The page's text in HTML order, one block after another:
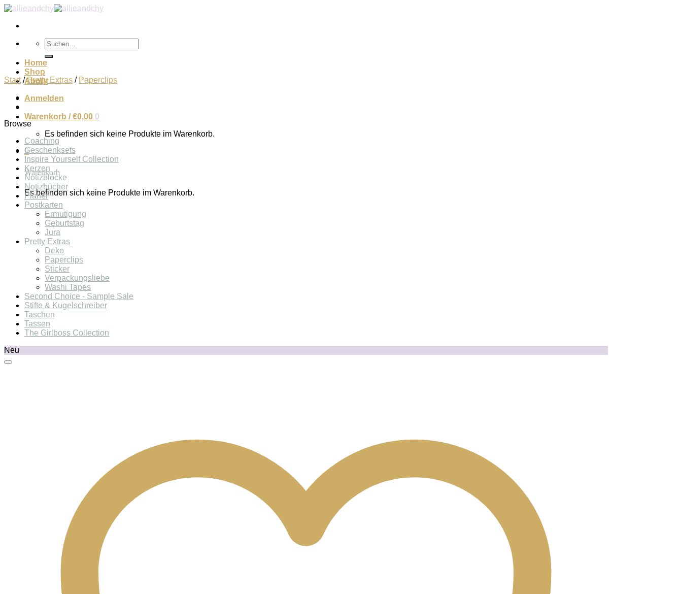
Zum
springen
Suchen
nach:
Home
Shop
About
Anmelden
Warenkorb /€0,00 0
Es befinden sich keine Produkte im Warenkorb.
0
Warenkorb
Es befinden sich keine Produkte im Warenkorb.
Start / Pretty Extras / Paperclips
Browse
Coaching
Geschenksets
Inspire Yourself Collection
Kerzen
Notizblöcke
Notizbücher
Planer
Postkarten
Ermutigung
Geburtstag
Jura
Pretty Extras
Deko
Paperclips
Sticker
Verpackungsliebe
Washi Tapes
Second Choice - Sample Sale
Stifte & Kugelschreiber
Taschen
Tassen
The Girlboss Collection
Neu